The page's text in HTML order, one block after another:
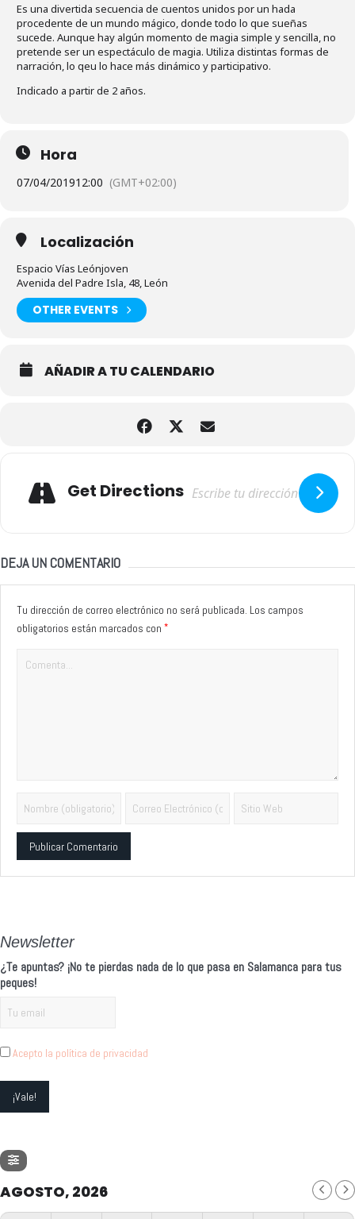
Es una divertida secuencia de cuentos unidos por un hada
procedente de un mundo mágico, donde todo lo que sueñas
sucede. Aunque hay algún momento de magia simple y sencilla, no
pretende ser un espectáculo de magia. Utiliza distintas formas de
narración, lo qeu lo hace más dinámico y participativo.
Indicado a partir de 2 años.
Hora
07/04/201912:00 (GMT+02:00)
Localización
Espacio Vías Leónjoven
Avenida del Padre Isla, 48, León
OTHER EVENTS
AÑADIR A TU CALENDARIO
Get Directions
DEJA UN COMENTARIO
Tu dirección de correo electrónico no será publicada. Los campos
obligatorios están marcados con *
Newsletter
¿Te apuntas? ¡No te pierdas nada de lo que pasa en Salamanca para tus
peques!
Acepto la política de privacidad
AGOSTO, 2026